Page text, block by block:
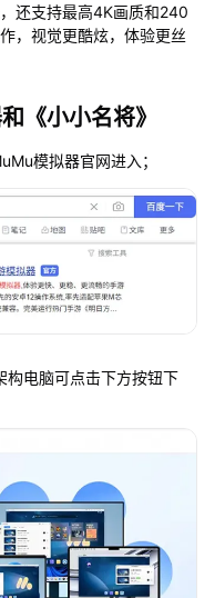
还支持最高4K画质和240
，视觉更酷炫，体验更丝
《小小名将》
模拟器官网进入；
构电脑可点击下方按钮下